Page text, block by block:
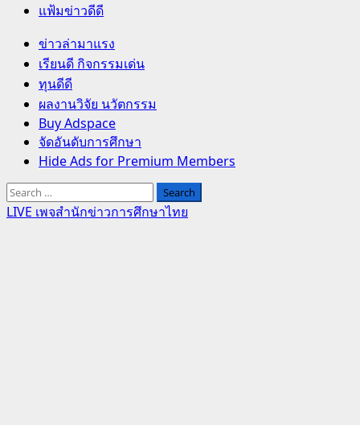
แฟ้มข่าวดีดี
Primary
Menu
ข่าวล่ามาแรง
เรียนดี กิจกรรมเด่น
ทุนดีดี
ผลงานวิจัย นวัตกรรม
Buy Adspace
จัดอันดับการศึกษา
Hide Ads for Premium Members
Search
for:
LIVE เพจสำนักข่าวการศึกษาไทย